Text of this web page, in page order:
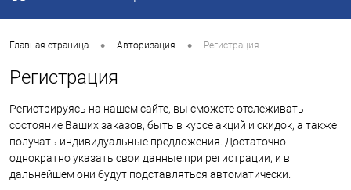
Главная страница • Авторизация • Регистрация
Регистрация
Регистрируясь на нашем сайте, вы сможете отслеживать
состояние Ваших заказов, быть в курсе акций и скидок, а также
получать индивидуальные предложения. Достаточно
однократно указать свои данные при регистрации, и в
дальнейшем они будут подставляться автоматически.